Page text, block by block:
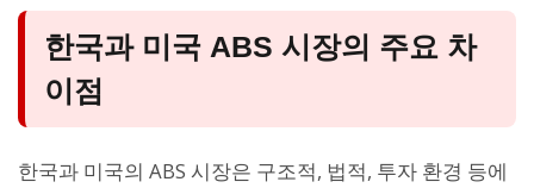
한국과 미국 ABS 시장의 주요 차
이점
한국과 미국의 ABS 시장은 구조적, 법적, 투자 환경 등에